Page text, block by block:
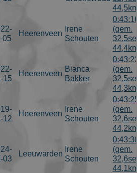
05
Heerenveen
Irene
Schouten
(gem.
15
Heerenveen
Bianca
Bakker
(gem.
12
Heerenveen
Irene
Schouten
(gem.
03
Leeuwarden
Irene
Schouten
(gem.